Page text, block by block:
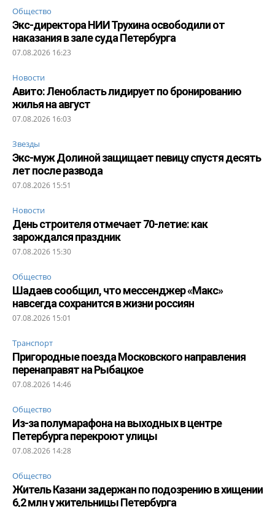
Общество
Экс-директора НИИ Трухина освободили от
наказания в зале суда Петербурга
07.08.2026 16:23
Новости
Авито: Ленобласть лидирует по бронированию
жилья на август
07.08.2026 16:03
Звезды
Экс-муж Долиной защищает певицу спустя десять
лет после развода
07.08.2026 15:51
Новости
День строителя отмечает 70-летие: как
зарождался праздник
07.08.2026 15:30
Общество
Шадаев сообщил, что мессенджер «Макс»
навсегда сохранится в жизни россиян
07.08.2026 15:01
Транспорт
Пригородные поезда Московского направления
перенаправят на Рыбацкое
07.08.2026 14:46
Общество
Из-за полумарафона на выходных в центре
Петербурга перекроют улицы
07.08.2026 14:28
Общество
Житель Казани задержан по подозрению в хищении
6,2 млн у жительницы Петербурга